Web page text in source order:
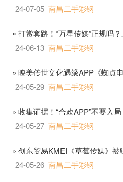
24-07-05 南昌二手彩钢
» 打赏套路！“万星传媒”正规吗
24-06-13 南昌二手彩钢
» 映美传世文化遇缘APP《蜘点
24-05-29 南昌二手彩钢
» 收集证据！“合欢APP”不要入
24-05-27 南昌二手彩钢
» 创东贸易KMEI《草莓传媒》
24-05-26 南昌二手彩钢